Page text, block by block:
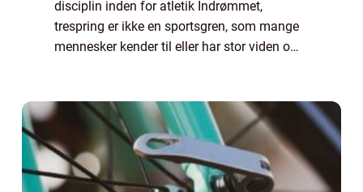
disciplin inden for atletik Indrømmet,
trespring er ikke en sportsgren, som mange
mennesker kender til eller har stor viden om.